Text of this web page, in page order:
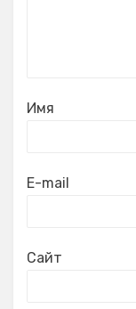
Имя
E-mail
Сайт